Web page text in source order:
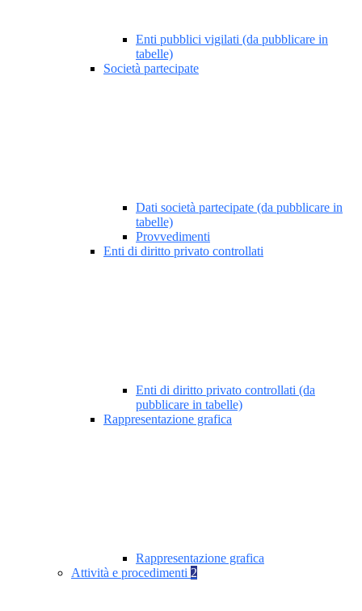
Enti pubblici vigilati (da pubblicare in
tabelle)
Società partecipate
Dati società partecipate (da pubblicare in
tabelle)
Provvedimenti
Enti di diritto privato controllati
Enti di diritto privato controllati (da
pubblicare in tabelle)
Rappresentazione grafica
Rappresentazione grafica
Attività e procedimenti 2